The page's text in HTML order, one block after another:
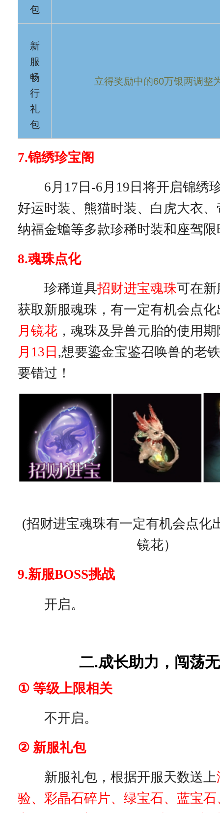
包
新
服
畅
行
礼
包
立得奖励中的60万银两调整
7.锦绣珍宝阁
6月17日-6月19日将开启锦绣
好运时装、熊猫时装、白虎大衣
纳福金蟾等多款珍稀时装和座驾
8.魂珠点化
珍稀道具招财进宝魂珠可在
获取新服魂珠，有一定有机会点化
月镜花 ，魂珠及异兽元胎的使用
月 13 日 ,想要鎏金宝鉴召唤兽的老
要错过！
(招财进宝魂珠有一定有机会点化
镜花）
9.新服BOSS挑战
开启。
二.成长助力，闯荡
① 等级上限相关
不开启。
② 新服礼包
新服礼包，根据开服天数送上
验、彩晶石碎片、绿宝石、蓝宝